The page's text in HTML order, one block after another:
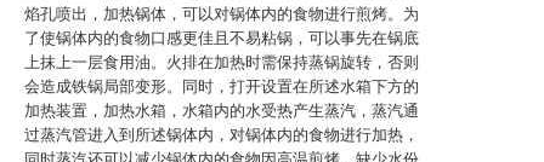
焰孔喷出，加热锅体，可以对锅体内的食物进行煎烤。为
了使锅体内的食物口感更佳且不易粘锅，可以事先在锅底
上抹上一层食用油。火排在加热时需保持蒸锅旋转，否则
会造成铁锅局部变形。同时，打开设置在所述水箱下方的
加热装置，加热水箱，水箱内的水受热产生蒸汽，蒸汽通
过蒸汽管进入到所述锅体内，对锅体内的食物进行加热，